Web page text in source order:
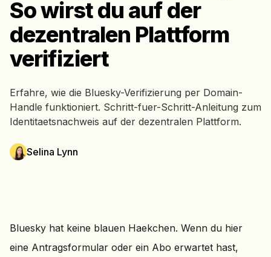
So wirst du auf der
dezentralen Plattform
verifiziert
Erfahre, wie die Bluesky-Verifizierung per Domain-
Handle funktioniert. Schritt-fuer-Schritt-Anleitung zum
Identitaetsnachweis auf der dezentralen Plattform.
Selina Lynn
Bluesky hat keine blauen Haekchen. Wenn du hier
eine Antragsformular oder ein Abo erwartet hast,